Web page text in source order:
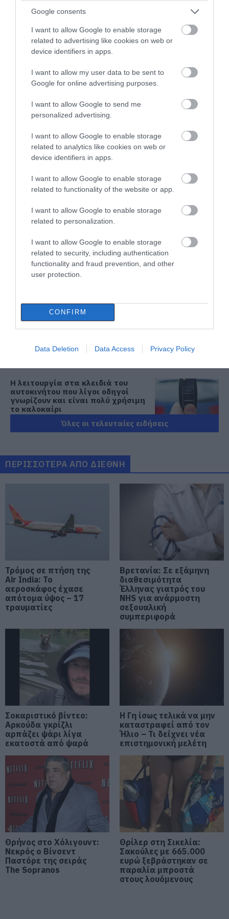
Google consents
I want to allow Google to enable storage
related to advertising like cookies on web or
device identifiers in apps.
I want to allow my user data to be sent to
Google for online advertising purposes.
I want to allow Google to send me
personalized advertising.
I want to allow Google to enable storage
related to analytics like cookies on web or
device identifiers in apps.
I want to allow Google to enable storage
related to functionality of the website or app.
I want to allow Google to enable storage
related to personalization.
I want to allow Google to enable storage
related to security, including authentication
functionality and fraud prevention, and other
user protection.
CONFIRM
Data Deletion Data Access Privacy Policy
Διαβάστε όλες τις
ειδήσεις για την Εύβοια
Διαβάστε όλες τιςτελευταίες ειδήσεις για την
Ελλάδακαι τονΚόσμοστοevima.gr
TAGS: ΓΑΣΤΡΟΝΟΜΙΑ ΠΟΛΕΙΣ ΦΑΓΗΤΟ
ΡΟΗ ΕΙΔΗΣΕΩΝ
Ενισχύεται το ΕΚΑΒ Μαντουδίου
με δύο ακόμη μόνιμους διασώστες
Κοριτσάκι βρέθηκε μόνο στους
δρόμους – Χειροπέδες στον
25χρονο πατέρα του
Απάτη-σοκ στην Εύβοια: «Βγάλτε
τα χρυσαφικά στο μπαλκόνι» –
05.08.2026 | 21:20
Σοκ σε επαρχιακό δρόμο: Οδηγός
05.08.2026 | 21:00
Φωτιά σε λεωφορείο στην Εύβοια
Η λειτουργία στα κλειδιά του
αυτοκινήτου που λίγοι οδηγοί
γνωρίζουν και είναι πολύ χρήσιμη
το καλοκαίρι
05.08.2026 | 20:20
05.08.2026 | 20:00
προκάλεσε αναστάτωση στην
κυκλοφορία
05.08.2026 | 19:40
Διέρρηξαν σπίτι 95χρονης και
προκάλεσαν σοβαρές ζημιές σε
ταβέρνα
05.08.2026 | 19:20
Ο απόλυτος οδηγός για να ζήσεις
τη Σαντορίνη από τη θάλασσα
05.08.2026 | 19:00
Κρίσιμες ώρες για άνδρα που
τραυματίστηκε σε τροχαίο στην
Εύβοια
05.08.2026 | 18:40
Τρόμος σε πτήση της Air India: Το
αεροσκάφος έχασε απότομα ύψος
– 17 τραυματίες
Μεγάλη προσοχή στην Εύβοια:
Νέα τηλεφωνική απάτη
05.08.2026 | 18:00
Μύκονος: Έψαχναν τσάντα και
Rolex αξίας 75.000 ευρώ – Η
ανακάλυψη κάτω από τα βράχια
05.08.2026 | 17:40
Όλες οι τελευταίες ειδήσεις
ΠΕΡΙΣΣΟΤΕΡΑ ΑΠΟ ΔΙΕΘΝΗ
Τρόμος σε πτήση της
Air India: Το
αεροσκάφος έχασε
απότομα ύψος – 17
τραυματίες
Βρετανία: Σε εξάμηνη
διαθεσιμότητα
Έλληνας γιατρός του
NHS για ανάρμοστη
σεξουαλική
συμπεριφορά
Σοκαριστικό βίντεο:
Αρκούδα γκρίζλι
αρπάζει ψάρι λίγα
εκατοστά από ψαρά
Η Γη ίσως τελικά να μην
καταστραφεί από τον
Ήλιο – Τι δείχνει νέα
επιστημονική μελέτη
Θρήνος στο Χόλιγουντ:
Νεκρός ο Βίνσεντ
Παστόρε της σειράς
The Sopranos
Θρίλερ στη Σικελία:
Σακούλες με 665.000
ευρώ ξεβράστηκαν σε
παραλία μπροστά
στους λουόμενους